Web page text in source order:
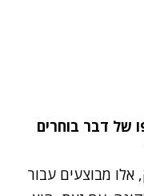
של דבר בוחרים
אלו מבוצעים עבור